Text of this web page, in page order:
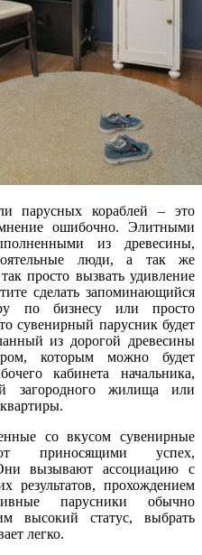
парусных кораблей – это
ошибочно. Элитными
из древесины,
люди, а так же
просто вызвать удивление
сделать запоминающийся
по бизнесу или просто
сувенирный парусник будет
из дорогой древесины
которым можно будет
кабинета начальника,
загородного жилища или
со вкусом сувенирные
приносящими успех,
вызывают ассоциацию с
результатов, прохождением
парусники обычно
высокий статус, выбрать
легко.